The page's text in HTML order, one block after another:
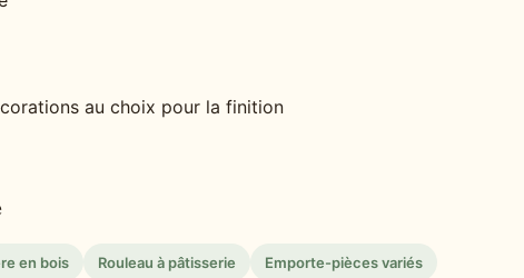
au choix pour la finition
en bois Rouleau à pâtisserie Emporte-pièces variés